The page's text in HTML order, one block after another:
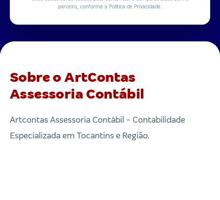
parceiro, conforme a Política de Privacidade.
Sobre o ArtContas
Assessoria Contábil
Artcontas Assessoria Contábil - Contabilidade
Especializada em Tocantins e Região.